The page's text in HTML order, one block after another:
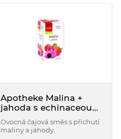
Apotheke Malina +
jahoda s echinaceou
20 x 2g
Ovocná čajová směs s příchutí
maliny a jahody.